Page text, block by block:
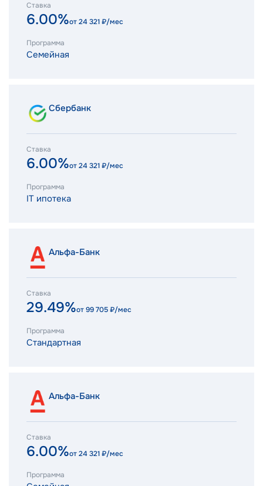
Ставка
6.00%от24 321₽/мес
Программа
Семейная
Сбербанк
Ставка
6.00%от24 321₽/мес
Программа
IT ипотека
Альфа-Банк
Ставка
29.49%от99 705₽/мес
Программа
Стандартная
Альфа-Банк
Ставка
6.00%от24 321₽/мес
Программа